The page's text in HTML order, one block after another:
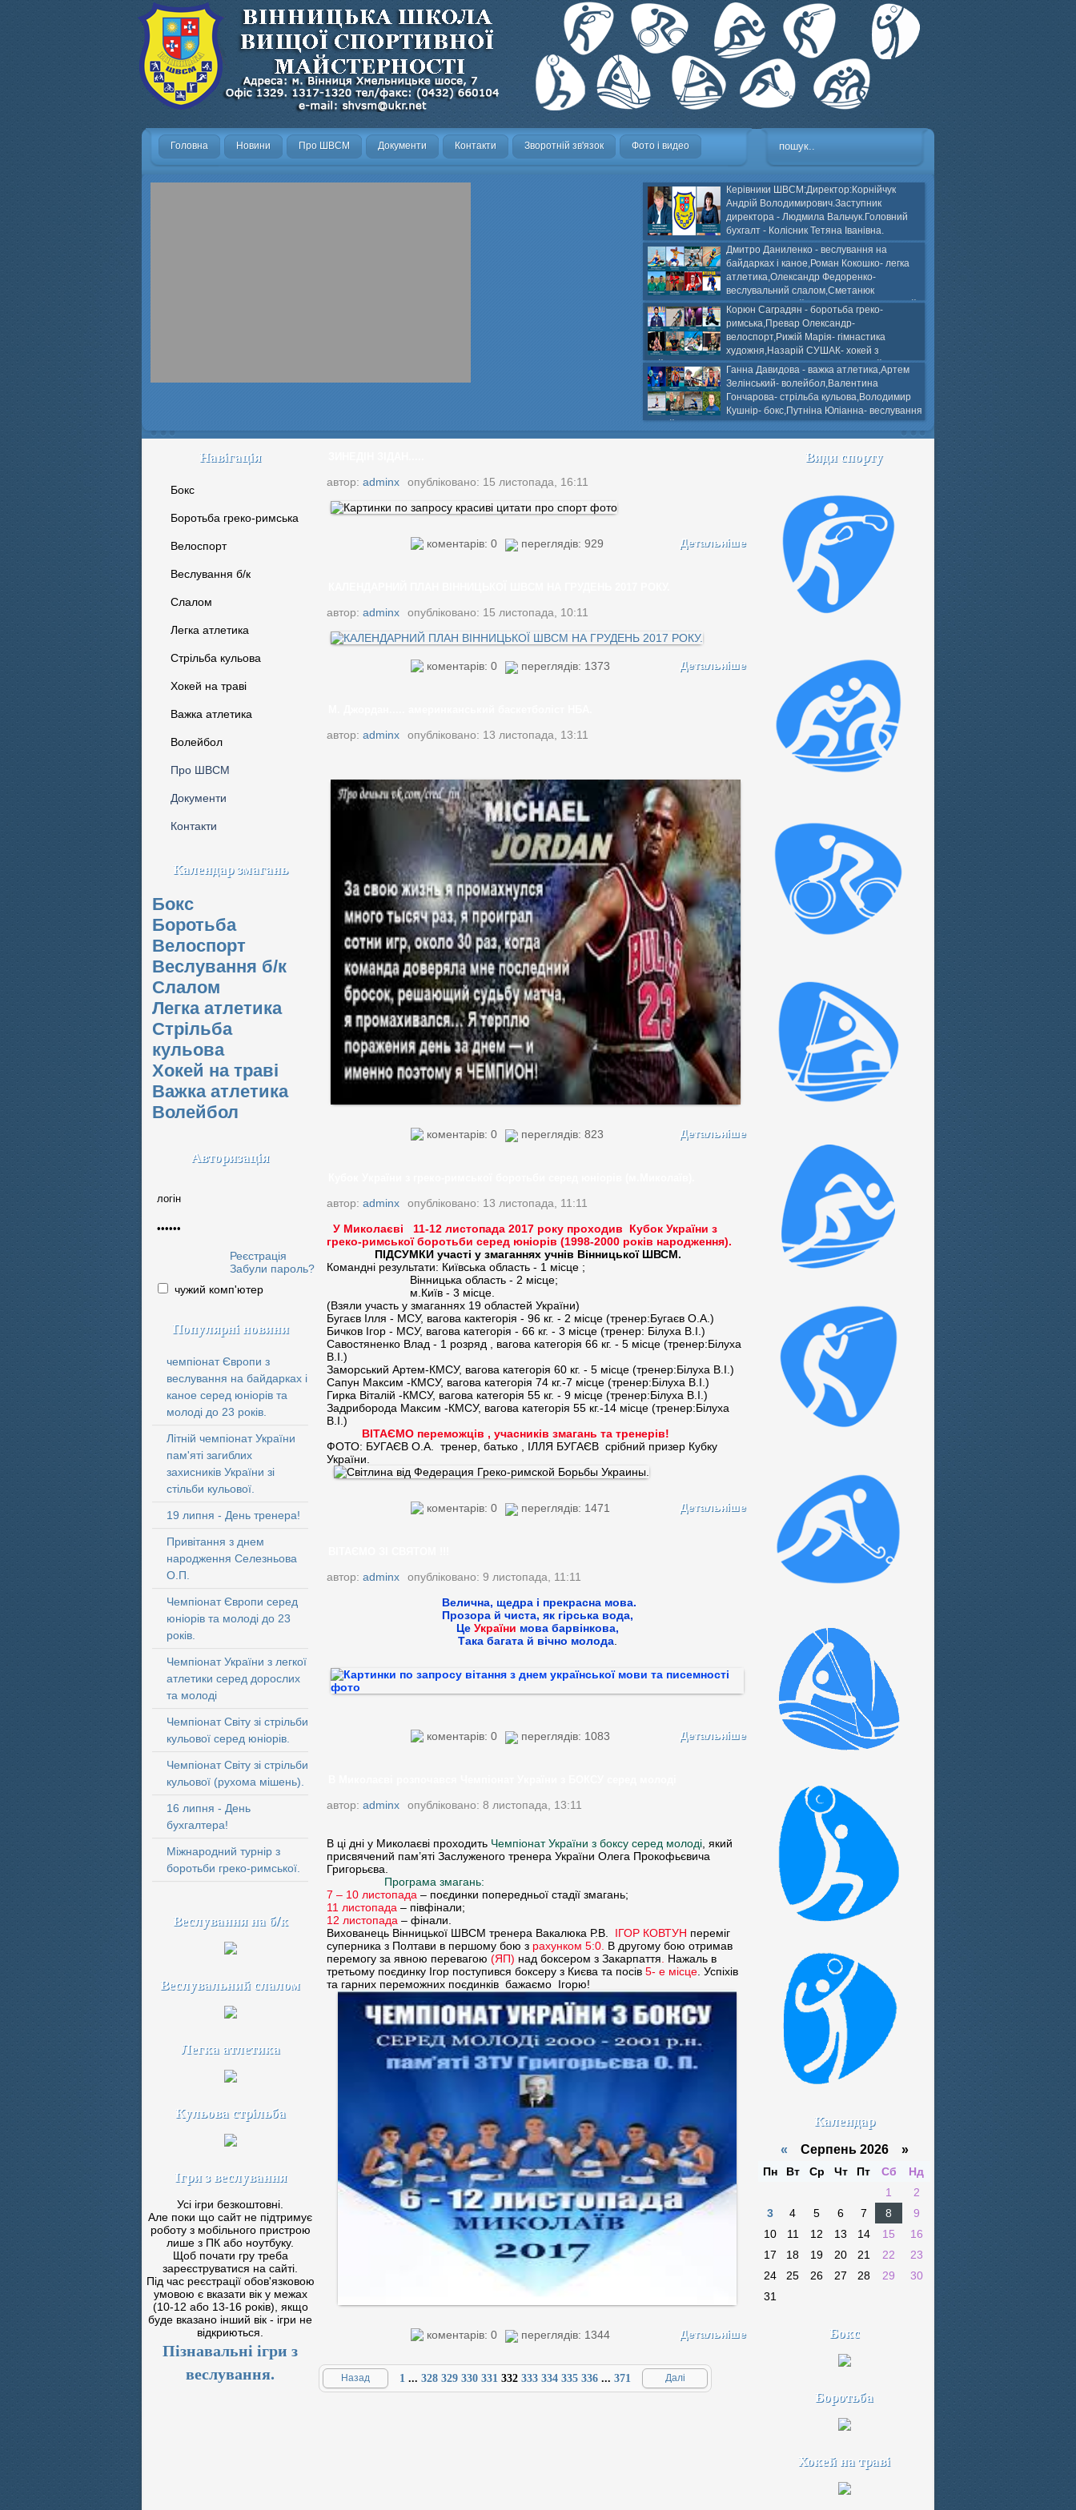
Головна Новини Про ШВСМ Документи Контакти Зворотній зв'язок Фото і видео
Керівники ШВСМ:Директор:Корнійчук
Андрій Володимирович.Заступник
директора - Людмила Вальчук.Головний
бухгалт - Колісник Тетяна Іванівна.
Дмитро Даниленко - веслування на
байдарках і каное,Роман Кокошко- легка
атлетика,Олександр Федоренко-
веслувальний слалом,Сметанюк
Олександр- велоспорт,Каплінський Володимир, Соломяний
Олександр- хокей на траві,Лейла Юсіфзаде- гімнастика
художня,Максим Власюк- бокс,Нікіта БЕЛІК- хокей з шайбою.
Корюн Саградян - боротьба греко-
римська,Превар Олександр-
велоспорт,Рижій Марія- гімнастика
художня,Назарій СУШАК- хокей з
шайбою,Ігор Бичков- боротьба греко-римська,Сергій
Колісник- важка атлетика,Вікторія Добротворська-
веслвальний слалом,Валерія Якушева - волейбол.
Ганна Давидова - важка атлетика,Артем
Зелінський- волейбол,Валентина
Гончарова- стрільба кульова,Володимир
Кушнір- бокс,Путніна Юліанна- веслування
на байдарках і каное,Моїсеєнко Марія- стрільба
кульова,Селезньов Г. веслування на байдарках і
Навігація
Бокс
Боротьба греко-римська
Велоспорт
Веслування б/к
Cлалом
Легка атлетика
Стрільба кульова
Хокей на траві
Важка атлетика
Волейбол
Про ШВСМ
Документи
Контакти
Календар змагань
Бокс
Боротьба
Велоспорт
Веслування б/к
Cлалом
Легка атлетика
Стрільба
кульова
Хокей на траві
Важка атлетика
Волейбол
Авторизація
Реєстрація
Забули пароль?
чужий комп'ютер
Популярні новини
чемпіонат Європи з
веслування на байдарках і
каное серед юніорів та
молоді до 23 років.
Літній чемпіонат України
пам'яті загиблих
захисників України зі
стільби кульової.
19 липня - День тренера!
Привітання з днем
народження Селезньова
О.П.
Чемпіонат Європи серед
юніорів та молоді до 23
років.
Чемпіонат України з легкої
атлетики серед дорослих
та молоді
Чемпіонат Світу зі стрільби
кульової серед юніорів.
Чемпіонат Світу зі стрільби
кульової (рухома мішень).
16 липня - День
бухгалтера!
Міжнародний турнір з
боротьби греко-римської.
Веслування на б/к
Веслувальний слалом
Легка атлетика
Кульова стрільба
Ігри з веслування
Усі ігри безкоштовні.
Але поки що сайт не підтримує
роботу з мобільного пристрою
лише з ПК або ноутбуку.
Щоб почати гру треба
зареєструватися на сайті.
Під час реєстрації обов'язковою
умовою є вказати вік у межах
(10-12 або 13-16 років), якщо
буде вказано інший вік - ігри не
відкриються.
Пізнавальні ігри з
веслування.
автор: adminx опубліковано: 15 листопада, 16:11
коментарів: 0 переглядів: 929 Детальніше
автор: adminx опубліковано: 15 листопада, 10:11
коментарів: 0 переглядів: 1373 Детальніше
автор: adminx опубліковано: 13 листопада, 13:11
коментарів: 0 переглядів: 823 Детальніше
автор: adminx
опубліковано: 13 листопада, 11:11
У Миколаєві 11-12 листопада 2017 року проходив Кубок України з
греко-римської боротьби серед юніорів (1998-2000 років народження).
ПІДСУМКИ участі у змаганнях учнів Вінницької ШВСМ.
Командні результати: Київська область - 1 місце ;
Вінницька область - 2 місце;
м.Київ - 3 місце.
(Взяли участь у змаганнях 19 областей України)
Бугаєв Ілля - МСУ, вагова кактегорія - 96 кг. - 2 місце (тренер:Бугаєв О.А.)
Бичков Ігор - МСУ, вагова категорія - 66 кг. - 3 місце (тренер: Білуха В.І.)
Савостяненко Влад - 1 розряд , вагова категорія 66 кг. - 5 місце (тренер:Білуха
В.І.)
Заморський Артем-КМСУ, вагова категорія 60 кг. - 5 місце (тренер:Білуха В.І.)
Сапун Максим -КМСУ, вагова категорія 74 кг.-7 місце (тренер:Білуха В.І.)
Гирка Віталій -КМСУ, вагова категорія 55 кг. - 9 місце (тренер:Білуха В.І.)
Задриборода Максим -КМСУ, вагова категорія 55 кг.-14 місце (тренер:Білуха
В.І.)
ВІТАЄМО переможців , учасників змагань та тренерів!
ФОТО: БУГАЄВ О.А. тренер, батько , ІЛЛЯ БУГАЄВ срібний призер Кубку
України.
коментарів: 0 переглядів: 1471 Детальніше
автор: adminx
опубліковано: 9 листопада, 11:11
Велична, щедра і прекрасна мова.
Прозора й чиста, як гірська вода,
Це України мова барвінкова,
Така багата й вічно молода.
коментарів: 0 переглядів: 1083 Детальніше
автор: adminx опубліковано: 8 листопада, 13:11
В ці дні у Миколаєві проходить Чемпіонат України з боксу серед молоді , який
присвячений пам’яті Заслуженого тренера України Олега Прокофьєвича
Григорьєва.
Програма змагань:
7 – 10 листопада – поєдинки попередньої стадії змагань;
11 листопада – півфінали;
12 листопада – фінали.
Вихованець Вінницької ШВСМ тренера Вакалюка Р.В. ІГОР КОВТУН переміг
суперника з Полтави в першому бою з рахунком 5:0. В другому бою отримав
перемогу за явною перевагою (ЯП) над боксером з Закарпаття
Нажаль в
третьому поєдинку Ігор поступився боксеру з Києва та посів 5- е місце . Успіхів
та гарних переможних поєдинків бажаємо Ігорю!
коментарів: 0 переглядів: 1344 Детальніше
Назад 1 ... 328 329 330 331 332 333 334 335 336 ... 371 Далі
Види спорту
Календар
« Серпень 2026 »
Пн Вт Ср Чт Пт Сб
Нд
1
2
3
4 5 6 7 8
9
10
11 12 13 14 15
16
17
18 19 20 21 22
23
24
25 26 27 28 29
30
31
Бокс
Боротьба
Хокей на траві